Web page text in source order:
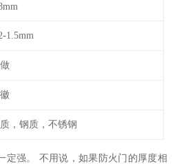
1.5mm
，钢质，不锈钢
定强。 不用说，如果防火门的厚度相